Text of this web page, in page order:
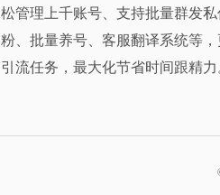
松管理上千账号、支持批量群发
粉、批量养号、客服翻译系统等
引流任务，最大化节省时间跟精力